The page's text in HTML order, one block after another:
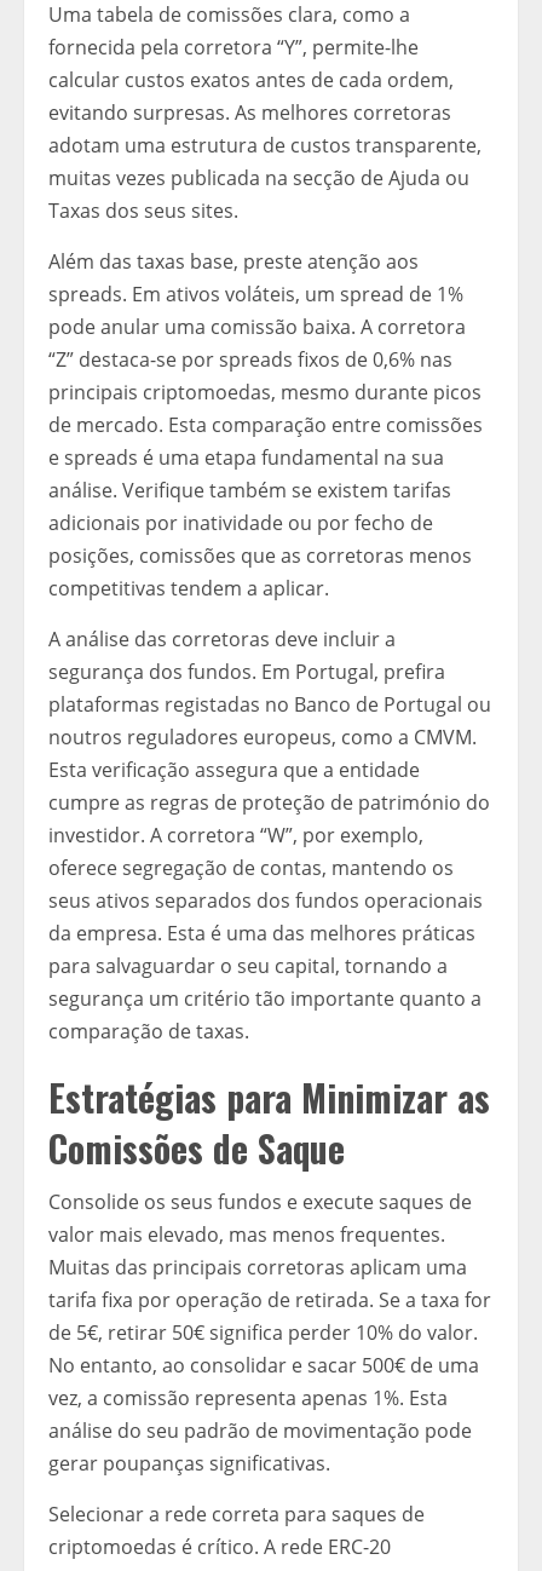
Uma tabela de comissões clara, como a
fornecida pela corretora “Y”, permite-lhe
calcular custos exatos antes de cada ordem,
evitando surpresas. As melhores corretoras
adotam uma estrutura de custos transparente,
muitas vezes publicada na secção de Ajuda ou
Taxas dos seus sites.
Além das taxas base, preste atenção aos
spreads. Em ativos voláteis, um spread de 1%
pode anular uma comissão baixa. A corretora
“Z” destaca-se por spreads fixos de 0,6% nas
principais criptomoedas, mesmo durante picos
de mercado. Esta comparação entre comissões
e spreads é uma etapa fundamental na sua
análise. Verifique também se existem tarifas
adicionais por inatividade ou por fecho de
posições, comissões que as corretoras menos
competitivas tendem a aplicar.
A análise das corretoras deve incluir a
segurança dos fundos. Em Portugal, prefira
plataformas registadas no Banco de Portugal ou
noutros reguladores europeus, como a CMVM.
Esta verificação assegura que a entidade
cumpre as regras de proteção de património do
investidor. A corretora “W”, por exemplo,
oferece segregação de contas, mantendo os
seus ativos separados dos fundos operacionais
da empresa. Esta é uma das melhores práticas
para salvaguardar o seu capital, tornando a
segurança um critério tão importante quanto a
comparação de taxas.
Estratégias para Minimizar as
Comissões de Saque
Consolide os seus fundos e execute saques de
valor mais elevado, mas menos frequentes.
Muitas das principais corretoras aplicam uma
tarifa fixa por operação de retirada. Se a taxa for
de 5€, retirar 50€ significa perder 10% do valor.
No entanto, ao consolidar e sacar 500€ de uma
vez, a comissão representa apenas 1%. Esta
análise do seu padrão de movimentação pode
gerar poupanças significativas.
Selecionar a rede correta para saques de
criptomoedas é crítico. A rede ERC-20